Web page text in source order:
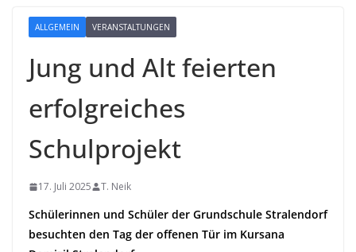
ALLGEMEIN VERANSTALTUNGEN
Jung und Alt feierten
erfolgreiches
Schulprojekt
17. Juli 2025 T. Neik
Schülerinnen und Schüler der Grundschule Stralendorf
besuchten den Tag der offenen Tür im Kursana